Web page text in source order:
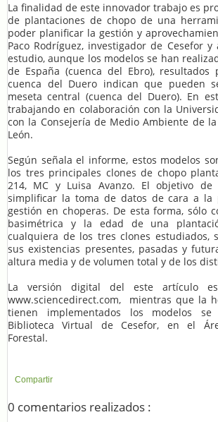
La finalidad de este innovador trabajo es
de plantaciones de chopo de una
poder planificar la gestión y
Paco Rodríguez, investigador de Cesefor
estudio, aunque los modelos se han
de España (cuenca del Ebro),
cuenca del Duero indican que pueden
meseta central (cuenca del Duero). En
trabajando en colaboración con la
con la Consejería de Medio Ambiente de
León.
Según señala el informe, estos modelos
los tres principales clones de chopo
214, MC y Luisa Avanzo. El objetivo de
simplificar la toma de datos de cara a la
gestión en choperas. De esta forma, sólo
basimétrica y la edad de una
cualquiera de los tres clones estudiados,
sus existencias presentes, pasadas y
altura media y de volumen total y de los
La versión digital del este artículo
www.sciencedirect.com, mientras que la
tienen implementados los modelos se
Biblioteca Virtual de Cesefor, en el
Forestal.
Compartir
0 comentarios realizados :